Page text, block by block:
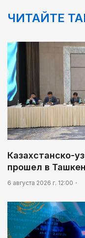
Идет по городу
ЧИТАЙТЕ
Казахстанско-
прошел в
6 августа 2026 г. 12:00